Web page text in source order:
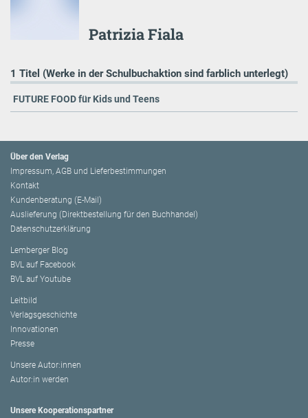
Patrizia Fiala
1 Titel (Werke in der Schulbuchaktion sind farblich unterlegt)
FUTURE FOOD für Kids und Teens
Über den Verlag
Impressum, AGB und Lieferbestimmungen
Kontakt
Kundenberatung (E-Mail)
Auslieferung (Direktbestellung für den Buchhandel)
Datenschutzerklärung
Lemberger Blog
BVL auf Facebook
BVL auf Youtube
Leitbild
Verlagsgeschichte
Innovationen
Presse
Unsere Autor:innen
Autor:in werden
Unsere Kooperationspartner